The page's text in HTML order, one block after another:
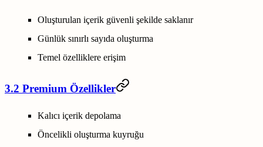
Oluşturulan içerik güvenli şekilde saklanır
Günlük sınırlı sayıda oluşturma
Temel özelliklere erişim
3.2 Premium Özellikler
Kalıcı içerik depolama
Öncelikli oluşturma kuyruğu